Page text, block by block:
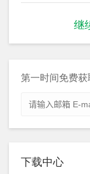
继
第一时间免费
下载中心